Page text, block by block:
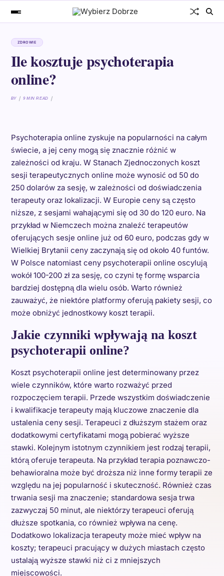
ZDROWIE
Ile kosztuje psychoterapia
online?
BY 9 MIN READ
Psychoterapia online zyskuje na popularności na całym
świecie, a jej ceny mogą się znacznie różnić w
zależności od kraju. W Stanach Zjednoczonych koszt
sesji terapeutycznych online może wynosić od 50 do
250 dolarów za sesję, w zależności od doświadczenia
terapeuty oraz lokalizacji. W Europie ceny są często
niższe, z sesjami wahającymi się od 30 do 120 euro. Na
przykład w Niemczech można znaleźć terapeutów
oferujących sesje online już od 60 euro, podczas gdy w
Wielkiej Brytanii ceny zaczynają się od około 40 funtów.
W Polsce natomiast ceny psychoterapii online oscylują
wokół 100-200 zł za sesję, co czyni tę formę wsparcia
bardziej dostępną dla wielu osób. Warto również
zauważyć, że niektóre platformy oferują pakiety sesji, co
może obniżyć jednostkowy koszt terapii.
Jakie czynniki wpływają na koszt
psychoterapii online?
Koszt psychoterapii online jest determinowany przez
wiele czynników, które warto rozważyć przed
rozpoczęciem terapii. Przede wszystkim doświadczenie
i kwalifikacje terapeuty mają kluczowe znaczenie dla
ustalenia ceny sesji. Terapeuci z dłuższym stażem oraz
dodatkowymi certyfikatami mogą pobierać wyższe
stawki. Kolejnym istotnym czynnikiem jest rodzaj terapii,
którą oferuje terapeuta. Na przykład terapia poznawczo-
behawioralna może być droższa niż inne formy terapii ze
względu na jej popularność i skuteczność. Również czas
trwania sesji ma znaczenie; standardowa sesja trwa
zazwyczaj 50 minut, ale niektórzy terapeuci oferują
dłuższe spotkania, co również wpływa na cenę.
Dodatkowo lokalizacja terapeuty może mieć wpływ na
koszty; terapeuci pracujący w dużych miastach często
ustalają wyższe stawki niż ci z mniejszych
miejscowości.